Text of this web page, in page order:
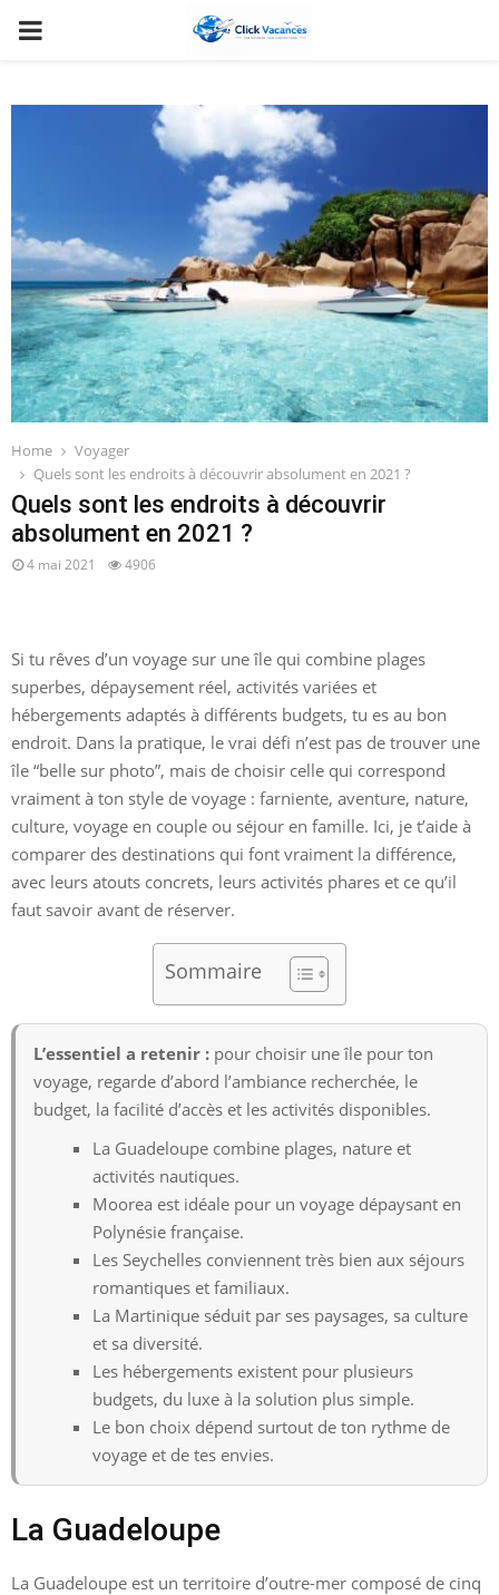
PRIMARY
Home
Voyager
Quels sont les endroits à découvrir absolument en 2021 ?
Quels sont les endroits à découvrir
absolument en 2021 ?
4 mai 2021 4906
Si tu rêves d’un voyage sur une île qui combine plages
superbes, dépaysement réel, activités variées et
hébergements adaptés à différents budgets, tu es au bon
endroit. Dans la pratique, le vrai défi n’est pas de trouver une
île “belle sur photo”, mais de choisir celle qui correspond
vraiment à ton style de voyage : farniente, aventure, nature,
culture, voyage en couple ou séjour en famille. Ici, je t’aide à
comparer des destinations qui font vraiment la différence,
avec leurs atouts concrets, leurs activités phares et ce qu’il
faut savoir avant de réserver.
Sommaire
L’essentiel a retenir : pour choisir une île pour ton
voyage, regarde d’abord l’ambiance recherchée, le
budget, la facilité d’accès et les activités disponibles.
La Guadeloupe combine plages, nature et
activités nautiques.
Moorea est idéale pour un voyage dépaysant en
Polynésie française.
Les Seychelles conviennent très bien aux séjours
romantiques et familiaux.
La Martinique séduit par ses paysages, sa culture
et sa diversité.
Les hébergements existent pour plusieurs
budgets, du luxe à la solution plus simple.
Le bon choix dépend surtout de ton rythme de
voyage et de tes envies.
La Guadeloupe
La Guadeloupe est un territoire d’outre-mer composé de cinq